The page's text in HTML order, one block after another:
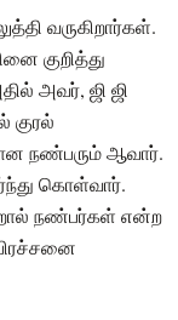
வருகிறார்கள்.
குறித்து
அவர், ஜி ஜி
குரல்
நண்பரும் ஆவார்.
கொள்வார்.
நண்பர்கள் என்ற